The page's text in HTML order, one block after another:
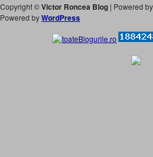
Copyright ©Victor Roncea Blog | Powered by
Powered byWordPress